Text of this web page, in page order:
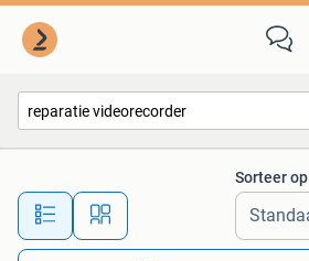
Alle afstanden…
Sorteer op